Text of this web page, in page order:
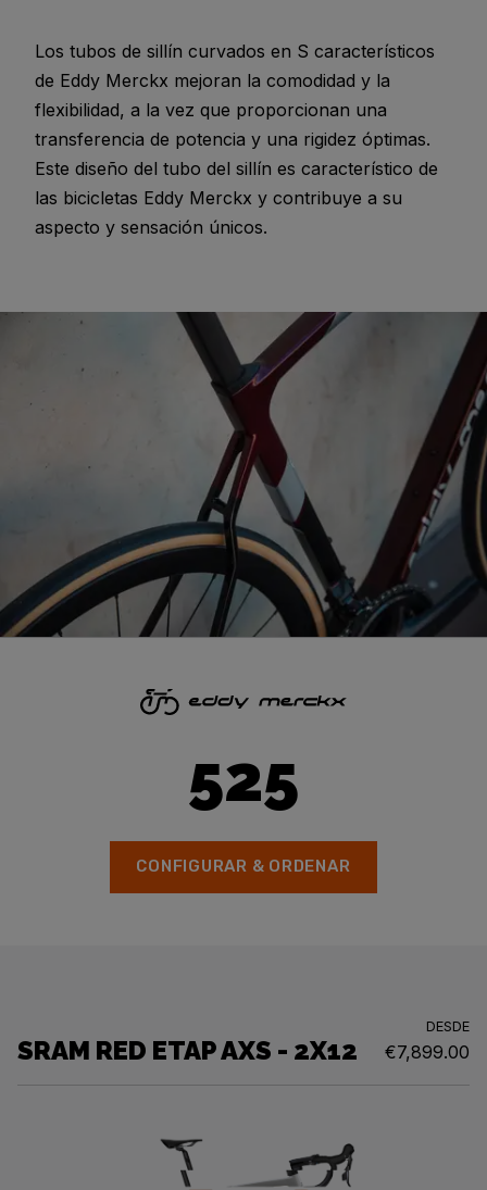
Los tubos de sillín curvados en S característicos
de Eddy Merckx mejoran la comodidad y la
flexibilidad, a la vez que proporcionan una
transferencia de potencia y una rigidez óptimas.
Este diseño del tubo del sillín es característico de
las bicicletas Eddy Merckx y contribuye a su
aspecto y sensación únicos.
525
CONFIGURAR & ORDENAR
SRAM RED ETAP AXS - 2X12
DESDE
€7,899.00